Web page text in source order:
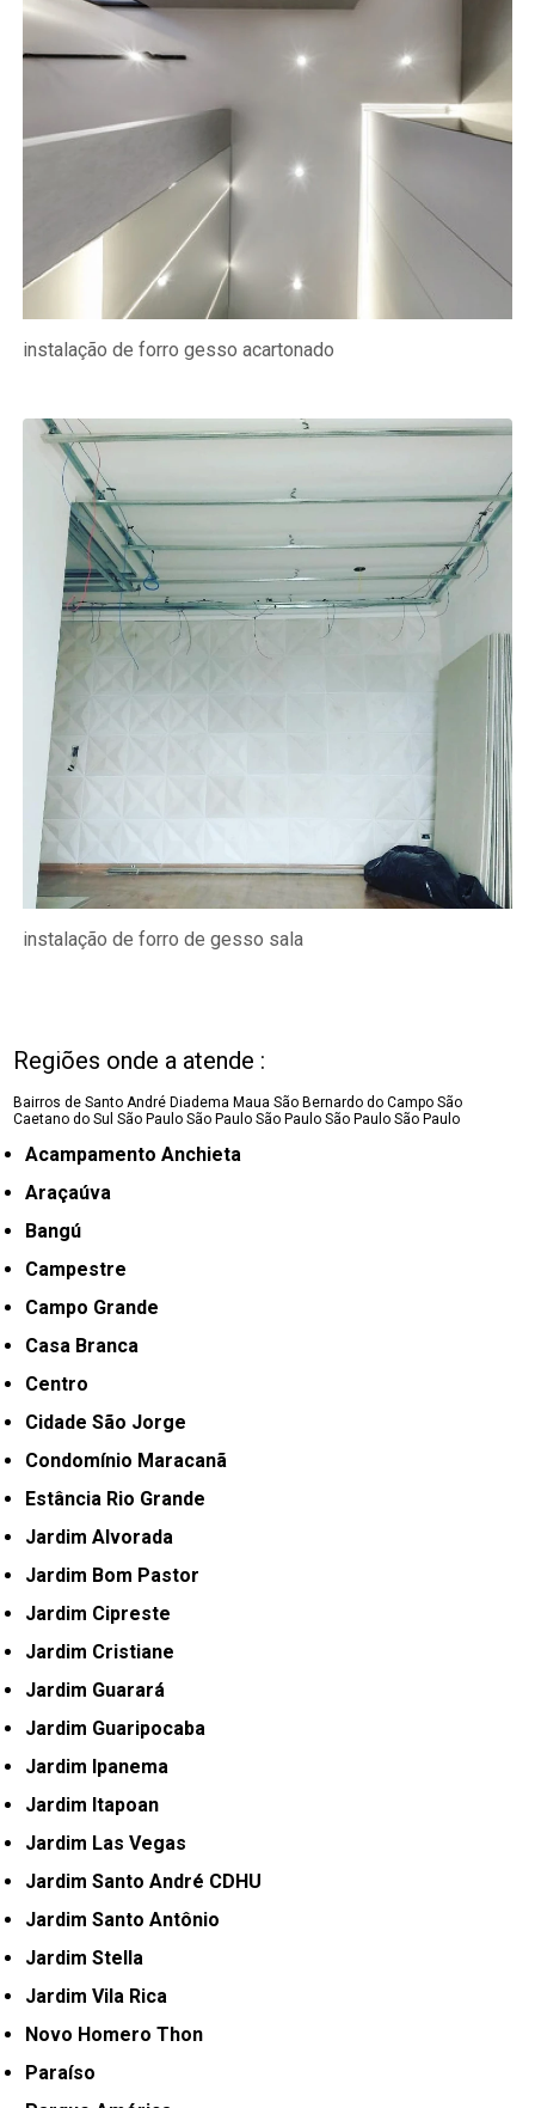
instalação de forro gesso acartonado
instalação de forro de gesso sala
Regiões onde a atende :
Bairros de Santo André Diadema Maua São Bernardo do Campo São
Caetano do SulSão Paulo São Paulo São Paulo São Paulo São Paulo
Acampamento Anchieta
Araçaúva
Bangú
Campestre
Campo Grande
Casa Branca
Centro
Cidade São Jorge
Condomínio Maracanã
Estância Rio Grande
Jardim Alvorada
Jardim Bom Pastor
Jardim Cipreste
Jardim Cristiane
Jardim Guarará
Jardim Guaripocaba
Jardim Ipanema
Jardim Itapoan
Jardim Las Vegas
Jardim Santo André CDHU
Jardim Santo Antônio
Jardim Stella
Jardim Vila Rica
Novo Homero Thon
Paraíso